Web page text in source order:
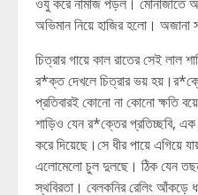
অভিমান নিয়ে হাজির হলো।
চিত্রার গায়ে কাল রাতের সেই
র*ক্ত দেখলে চিত্রার ভয়
প্রতিবারই কোনো না কোনো ক্ষতি
শাড়িও যেন র*ক্তের প্রতিচ্ছবি, এক
করে দিয়েছে।সে ধীর পায়ে এগিয়ে
এলোমেলো চুল দুলছে। ঠিক যেন
স্থবিরতা। বেলকনির রেলিং আঁকড়ে